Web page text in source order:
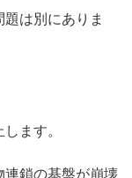
は別にありま
ます。
鎖の基盤が崩壊